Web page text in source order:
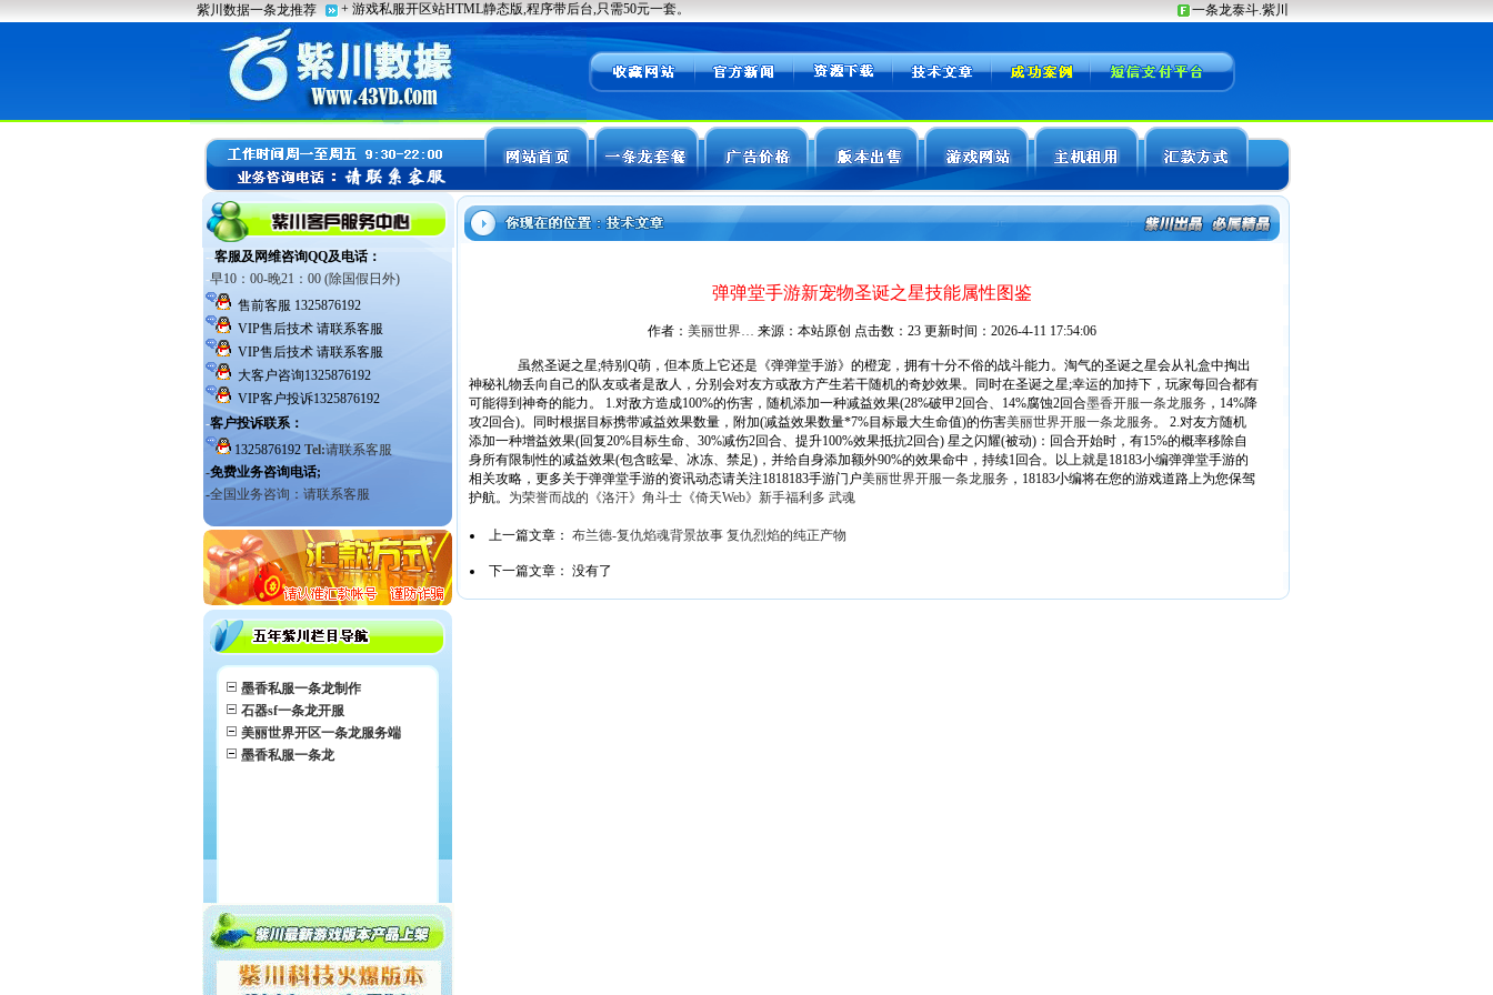
墨香私服一条龙制作
石器sf一条龙开服
美丽世界开区一条龙服务端
墨香私服一条龙
弹弹堂手游新宠物圣诞之星技能属性图鉴
作者： 美丽世界… 来源：本站原创 点击数： 23 更新时间：2026-4-11 17:54:06
虽然圣诞之星;特别Q萌，但本质上它还是《弹弹堂手游》的橙宠，拥有十分不俗的战斗能力。淘气的圣诞之星会从礼盒中掏出
神秘礼物丢向自己的队友或者是敌人，分别会对友方或敌方产生若干随机的奇妙效果。同时在圣诞之星;幸运的加持下，玩家每回合都有
可能得到神奇的能力。 1.对敌方造成100%的伤害，随机添加一种减益效果(28%破甲2回合、14%腐蚀2回合墨香开服一条龙服务 ，14%降
攻2回合)。同时根据目标携带减益效果数量，附加(减益效果数量*7%目标最大生命值)的伤害美丽世界开服一条龙服务。 2.对友方随机
添加一种增益效果(回复20%目标生命、30%减伤2回合、提升100%效果抵抗2回合) 星之闪耀(被动)：回合开始时，有15%的概率移除自
身所有限制性的减益效果(包含眩晕、冰冻、禁足)，并给自身添加额外90%的效果命中，持续1回合。以上就是18183小编弹弹堂手游的
相关攻略，更多关于弹弹堂手游的资讯动态请关注1818183手游门户美丽世界开服一条龙服务 ，18183小编将在您的游戏道路上为您保驾
护航。 为荣誉而战的《洛汗》角斗士 《倚天Web》新手福利多 武魂
上一篇文章： 布兰德-复仇焰魂背景故事 复仇烈焰的纯正产物
下一篇文章： 没有了